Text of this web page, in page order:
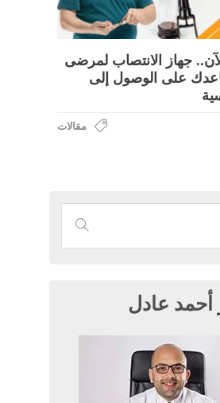
جهاز الانتصاب لمرضى
على الوصول إلى
مقالات
أحمد عادل